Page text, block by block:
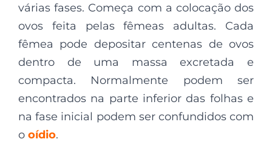
várias fases. Começa com a colocação dos
ovos feita pelas fêmeas adultas. Cada
fêmea pode depositar centenas de ovos
dentro de uma massa excretada e
compacta. Normalmente podem ser
encontrados na parte inferior das folhas e
na fase inicial podem ser confundidos com
o oídio.